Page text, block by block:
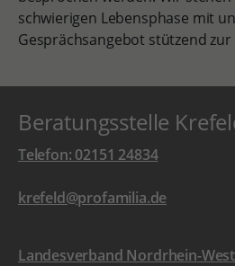
schwierigen Lebensphase mit
Gesprächsangebot stützend zur
Beratungsstelle
Telefon: 02151 24834
krefeld@profamilia.de
Landesverband Nordrhein-